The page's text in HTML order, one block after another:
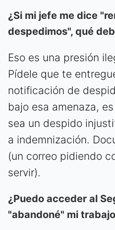
¿Si mi jefe me dice
despedimos", qué
Eso es una presión
Pídele que te
notificación de
bajo esa amenaza,
sea un despido
a indemnización.
(un correo pidiendo
servir).
¿Puedo acceder al
"abandoné" mi